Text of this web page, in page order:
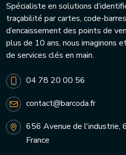
Spécialiste en solutions
traçabilité par cartes, code-
d’encaissement des points de
plus de 10 ans, nous imaginons
de services clés en main.
04 78 20 00 56
contact@barcoda.fr
656 Avenue de l'industrie,
France